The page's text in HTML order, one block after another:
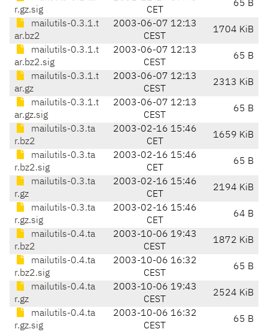
r.gz.sig
CET
65 B
mailutils-0.3.1.t
ar.bz2
2003-06-07 12:13
CEST
1704 KiB
mailutils-0.3.1.t
ar.bz2.sig
2003-06-07 12:13
CEST
65 B
mailutils-0.3.1.t
ar.gz
2003-06-07 12:13
CEST
2313 KiB
mailutils-0.3.1.t
ar.gz.sig
2003-06-07 12:13
CEST
65 B
mailutils-0.3.ta
r.bz2
2003-02-16 15:46
CET
1659 KiB
mailutils-0.3.ta
r.bz2.sig
2003-02-16 15:46
CET
65 B
mailutils-0.3.ta
r.gz
2003-02-16 15:46
CET
2194 KiB
mailutils-0.3.ta
r.gz.sig
2003-02-16 15:46
CET
64 B
mailutils-0.4.ta
r.bz2
2003-10-06 19:43
CEST
1872 KiB
mailutils-0.4.ta
r.bz2.sig
2003-10-06 16:32
CEST
65 B
mailutils-0.4.ta
r.gz
2003-10-06 19:43
CEST
2524 KiB
mailutils-0.4.ta
r.gz.sig
2003-10-06 16:32
CEST
65 B